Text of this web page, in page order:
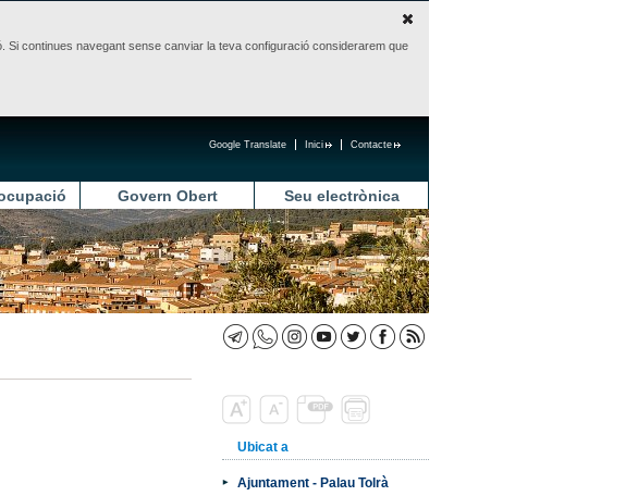
continues navegant sense canviar la teva configuració considerarem que
Contacte
Inici
Google Translate
Govern Obert Seu electrònica
Ubicat a
Ajuntament - Palau Tolrà